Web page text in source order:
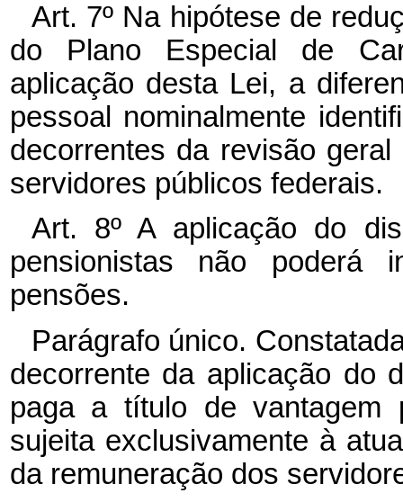
Art. 7º Na hipótese de
do Plano Especial de
aplicação desta Lei, a
pessoal nominalmente
decorrentes da revisão
servidores públicos federais.
Art. 8º A aplicação do
pensionistas não poderá
pensões.
Parágrafo único.
decorrente da aplicação do
paga a título de vantagem
sujeita exclusivamente à
da remuneração dos